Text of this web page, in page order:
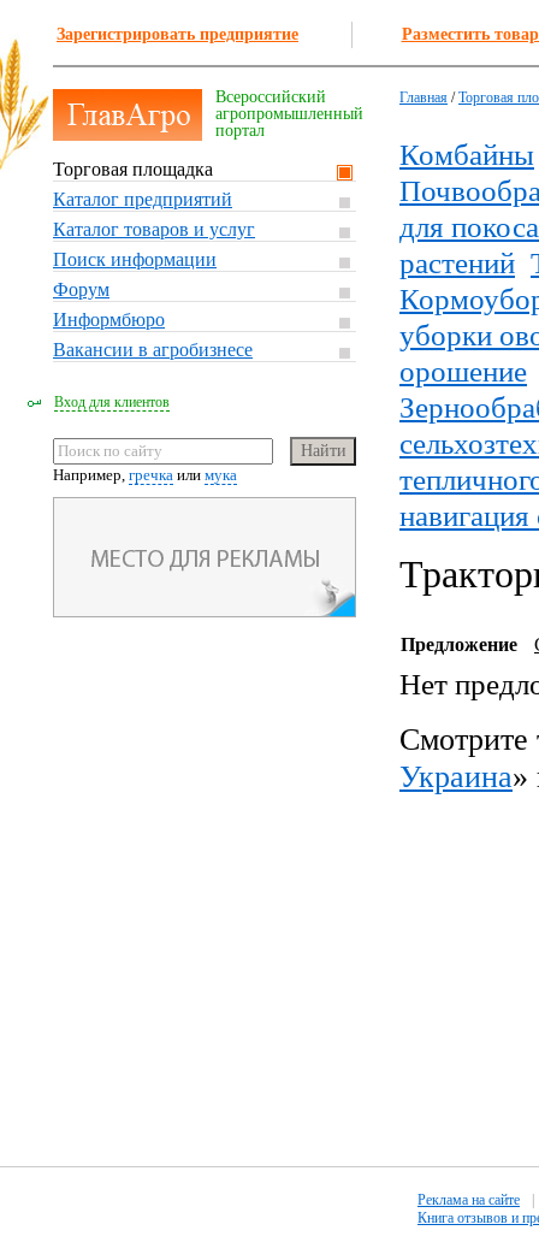
Зарегистрировать предприятие Разместить
Всероссийский
агропромышленный
портал
Торговая площадка
Каталог предприятий
Каталог товаров и услуг
Поиск информации
Форум
Информбюро
Вакансии в агробизнесе
Вход для клиентов
Например, гречка или мука
Главная /Торговая
Комбайны
для покоса
растений
уборки
орошение
навигация
Предложение
Нет
Смотрите
Украина»
Реклама на сайте
Книга отзывов и